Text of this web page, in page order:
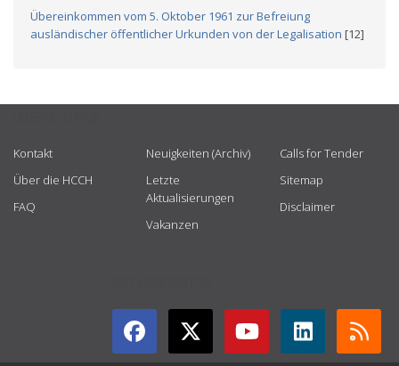
Übereinkommen vom 5. Oktober 1961 zur Befreiung
ausländischer öffentlicher Urkunden von der Legalisation [12]
Kontakt
Über die HCCH
FAQ
Neuigkeiten (Archiv)
Letzte
Aktualisierungen
Vakanzen
Calls for Tender
Sitemap
Disclaimer